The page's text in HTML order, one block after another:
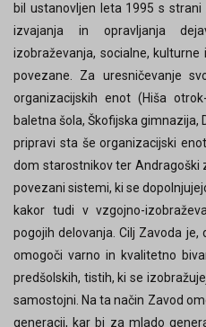
bil ustanovljen leta 1995 s
izvajanja in opravljanja
izobraževanja, socialne,
povezane. Za uresničevanje
organizacijskih enot (Hiša
baletna šola, Škofijska gimnazija,
pripravi sta še organizacijski
dom starostnikov ter Andragoški
povezani sistemi, ki se
kakor tudi v vzgojno-
pogojih delovanja. Cilj Zavoda
omogoči varno in kvalitetno
predšolskih, tistih, ki se
samostojni. Na ta način Zavod
generacij, kar bi za mlado